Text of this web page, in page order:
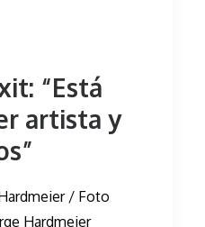
“Está
artista y
/ Foto
Hardmeier